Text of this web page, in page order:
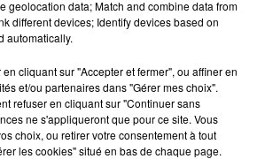
sur 100% radio
59 sec
100% DU 25/02/2025
geolocation data; Match and combine data from
different devices; Identify devices based on
automatically.
cliquant sur "Accepter et fermer", ou affiner en
et/ou partenaires dans "Gérer mes choix".
refuser en cliquant sur "Continuer sans
ne s'appliqueront que pour ce site. Vous
choix, ou retirer votre consentement à tout
les cookies" situé en bas de chaque page.